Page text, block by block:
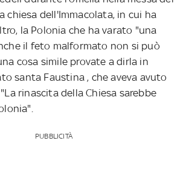
chiesa dell'Immacolata, in cui ha
la Polonia che ha varato "una
il feto malformato non si può
cosa simile provate a dirla in
santa Faustina , che aveva avuto
rinascita della Chiesa sarebbe
PUBBLICITÀ